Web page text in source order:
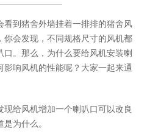
看到猪舍外墙挂着一排排的猪舍风
，你会发现，不同规格尺寸的风机都
。那么，为什么要给风机安装喇
影响风机的性能呢？大家一起来通
给风机增加一个喇叭口可以改良
什么。